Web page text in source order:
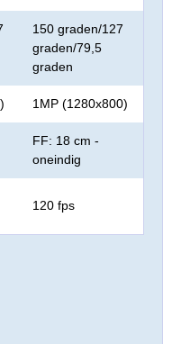
150 graden/127
graden/79,5
graden
1MP (1280x800)
FF: 18 cm -
oneindig
120 fps